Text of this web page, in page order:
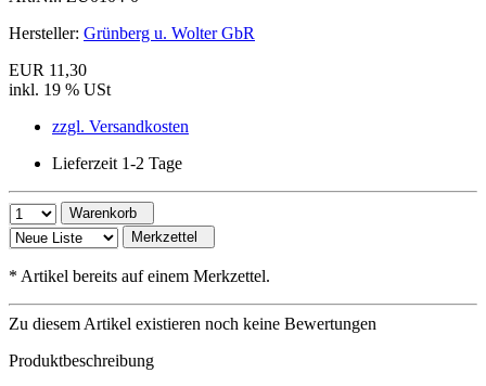
Hersteller: Grünberg u. Wolter GbR
EUR 11,30
inkl. 19 % USt
zzgl. Versandkosten
Lieferzeit 1-2 Tage
Warenkorb
Merkzettel
* Artikel bereits auf einem Merkzettel.
Zu diesem Artikel existieren noch keine Bewertungen
Produktbeschreibung